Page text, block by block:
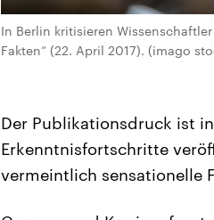
In Berlin kritisieren
Fakten“ (22. April 2017). (imago
Der Publikationsdruck ist
Erkenntnisfortschritte
vermeintlich sensationelle